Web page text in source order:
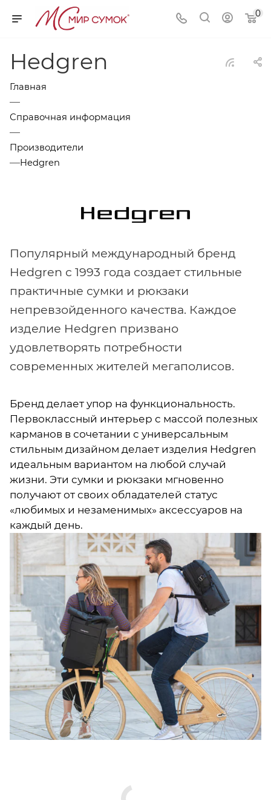
0
Hedgren
Главная
—
Справочная информация
—
Производители
—Hedgren
Популярный международный бренд
Hedgren с 1993 года создает стильные
практичные сумки и рюкзаки
непревзойденного качества. Каждое
изделие Hedgren призвано
удовлетворять потребности
современных жителей мегаполисов.
Бренд делает упор на функциональность.
Первоклассный интерьер с массой полезных
карманов в сочетании с универсальным
стильным дизайном делает изделия Hedgren
идеальным вариантом на любой случай
жизни. Эти сумки и рюкзаки мгновенно
получают от своих обладателей статус
«любимых и незаменимых» аксессуаров на
каждый день.